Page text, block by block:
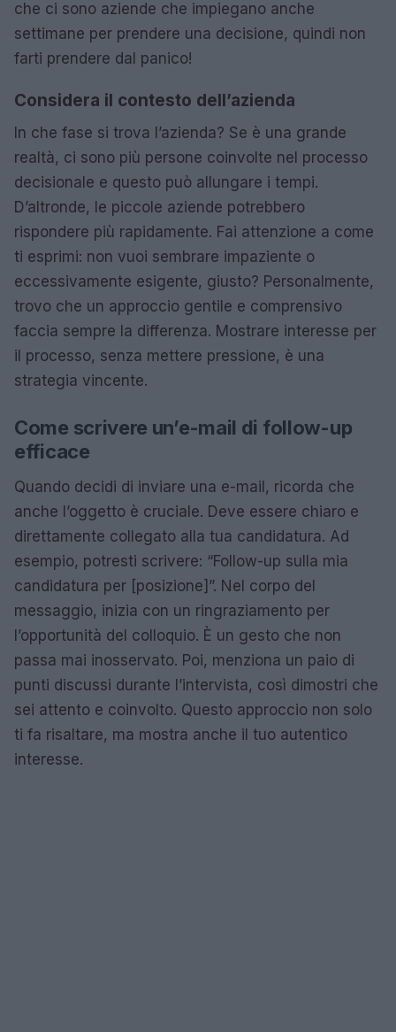
che ci sono aziende che impiegano anche
settimane per prendere una decisione, quindi non
farti prendere dal panico!
Considera il contesto dell’azienda
In che fase si trova l’azienda? Se è una grande
realtà, ci sono più persone coinvolte nel processo
decisionale e questo può allungare i tempi.
D’altronde, le piccole aziende potrebbero
rispondere più rapidamente. Fai attenzione a come
ti esprimi: non vuoi sembrare impaziente o
eccessivamente esigente, giusto? Personalmente,
trovo che un approccio gentile e comprensivo
faccia sempre la differenza. Mostrare interesse per
il processo, senza mettere pressione, è una
strategia vincente.
Come scrivere un’e-mail di follow-up
efficace
Quando decidi di inviare una e-mail, ricorda che
anche l’oggetto è cruciale. Deve essere chiaro e
direttamente collegato alla tua candidatura. Ad
esempio, potresti scrivere: “Follow-up sulla mia
candidatura per [posizione]”. Nel corpo del
messaggio, inizia con un ringraziamento per
l’opportunità del colloquio. È un gesto che non
passa mai inosservato. Poi, menziona un paio di
punti discussi durante l’intervista, così dimostri che
sei attento e coinvolto. Questo approccio non solo
ti fa risaltare, ma mostra anche il tuo autentico
interesse.